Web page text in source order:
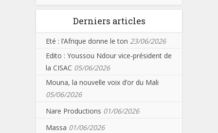
Derniers articles
Eté : l’Afrique donne le ton 23/06/2026
Edito : Youssou Ndour vice-président de
la CISAC 05/06/2026
Mouna, la nouvelle voix d’or du Mali
05/06/2026
Nare Productions 01/06/2026
Massa 01/06/2026